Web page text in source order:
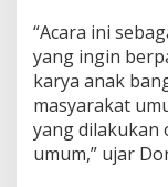
“Acara ini
yang ingin
karya anak
masyarakat
yang dilakukan
umum,” ujar